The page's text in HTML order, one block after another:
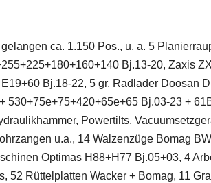
ca. 1.150 Pos., u. a. 5
Bj.13-20, Zaxis
Bj.18-22, 5 gr. Radlader Doosan
530+75e+75+420+65e+65 Bj.03-23 +
Powertilts,
u.a., 14 Walzenzüge Bomag
Optimas H88+H77 Bj.05+03, 4
52 Rüttelplatten Wacker + Bomag, 11